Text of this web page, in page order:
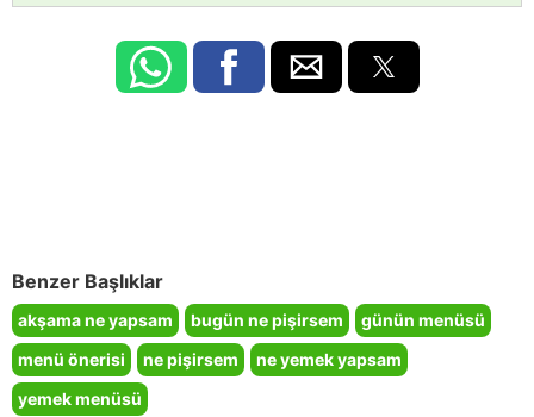
Benzer Başlıklar
akşama ne yapsam bugün ne pişirsem
günün menüsü
menü önerisi
ne pişirsem
ne yemek yapsam
yemek menüsü